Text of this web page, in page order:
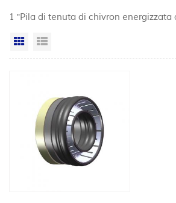
1 "Pila di tenuta di chivron energizzata
Vista a griglia